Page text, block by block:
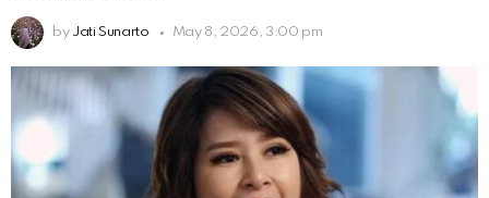
by Jati Sunarto May 8, 2026, 3:00 pm